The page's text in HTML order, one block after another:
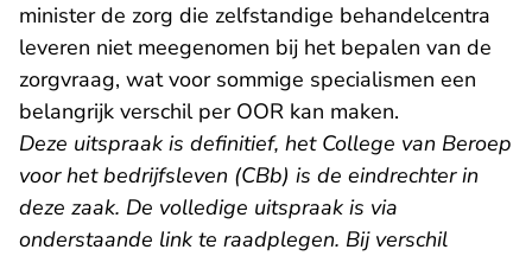
minister de zorg die zelfstandige behandelcentra
leveren niet meegenomen bij het bepalen van de
zorgvraag, wat voor sommige specialismen een
belangrijk verschil per OOR kan maken.
Deze uitspraak is definitief, het College van Beroep
voor het bedrijfsleven (CBb) is de eindrechter in
deze zaak. De volledige uitspraak is via
onderstaande link te raadplegen. Bij verschil